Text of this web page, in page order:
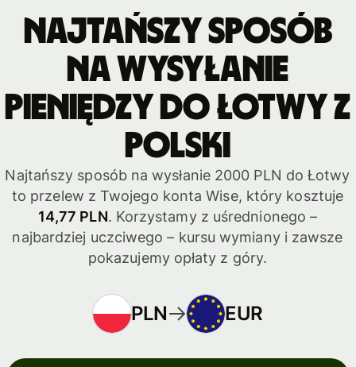
Najtańszy sposób
na wysyłanie
pieniędzy do Łotwy z
Polski
Najtańszy sposób na wysłanie 2000 PLN do Łotwy
to przelew z Twojego konta Wise, który kosztuje
14,77 PLN. Korzystamy z uśrednionego –
najbardziej uczciwego – kursu wymiany i zawsze
pokazujemy opłaty z góry.
PLN EUR